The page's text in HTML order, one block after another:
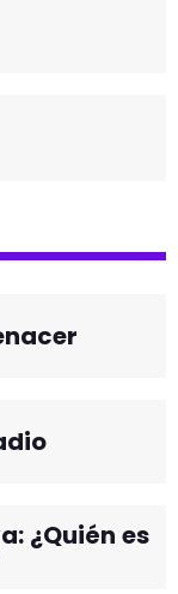
¿Quién es